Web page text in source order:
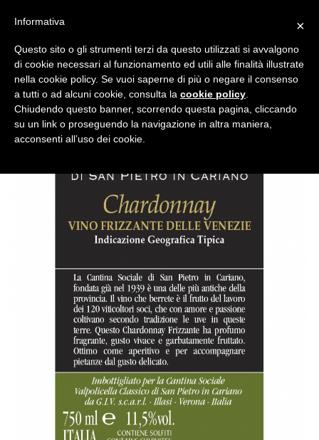
contenuti
Pubblicato25 Agosto 2017alle944 × 944 inElfontego
Frizzante 0,75 lt
×
Informativa
Questo sito o gli strumenti terzi da questo utilizzati si avvalgono
di cookie necessari al funzionamento ed utili alle finalità illustrate
nella cookie policy. Se vuoi saperne di più o negare il consenso
a tutti o ad alcuni cookie, consulta la cookie policy
Chiudendo questo banner, scorrendo questa pagina, cliccando
su un link o proseguendo la navigazione in altra maniera,
acconsenti all’uso dei cookie.